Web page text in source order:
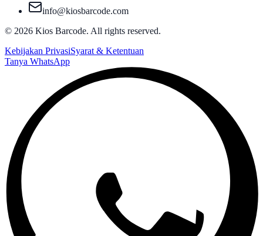
info@kiosbarcode.com
© 2026 Kios Barcode. All rights reserved.
Kebijakan PrivasiSyarat & Ketentuan
Tanya WhatsApp